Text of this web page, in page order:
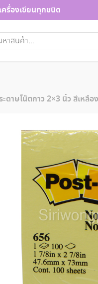
รื่องเขียนทุกชนิด
:
ะดาษโน๊ตกาว 2×3 นิ้ว สีเหลื